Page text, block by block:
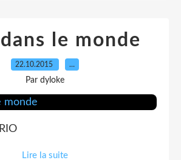
le monde
22.10.2015 …
Par dyloke
Lire la suite